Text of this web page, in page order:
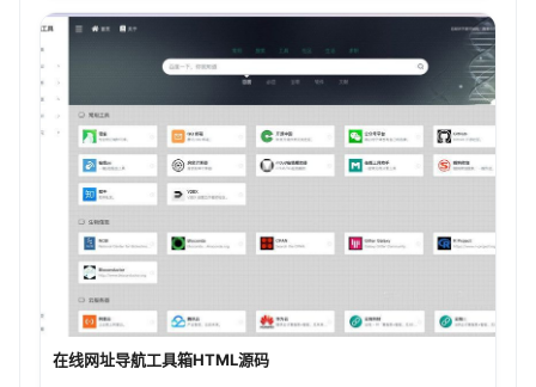
在线网址导航工具箱HTML源码